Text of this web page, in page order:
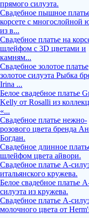
прямого силуэта.
Свадебное пышное
корсете с многослойной
из в...
Свадебное платье на
шлейфом с 3D цветами и
камням...
Свадебное золотое платье
золотое силуэта Рыбка
Irina ...
Белое свадебное платье
Kelly от Rosalli из
«...
Свадебное платье нежно-
розового цвета бренда
Богдан.
Свадебное длинное
шлейфом цвета айвори.
Свадебное платье А-
итальянского кружева.
Белое свадебное платье
силуэта из кружева.
Свадебное платье А-
молочного цвета от